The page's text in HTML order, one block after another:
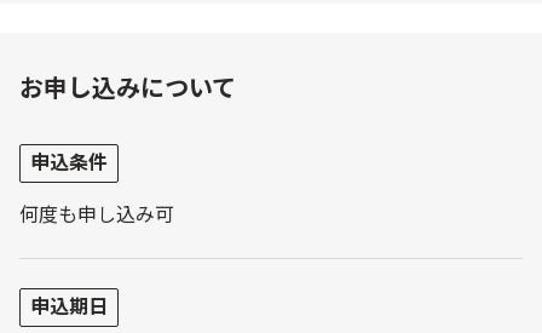
お申し込みについて
申込条件
何度も申し込み可
申込期日